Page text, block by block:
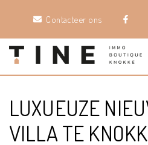
Contacteer ons
LUXUEUZE
VILLA TE